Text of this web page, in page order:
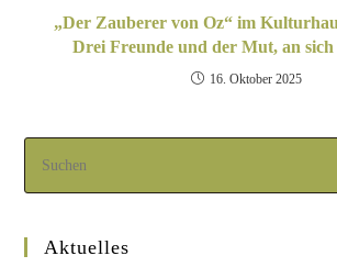
„Der Zauberer von Oz“ im
Drei Freunde und der Mut, an sich
16. Oktober 2025
Aktuelles